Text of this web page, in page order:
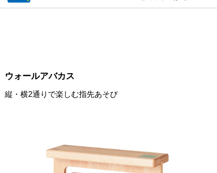
ウォールアバカス
縦・横2通りで楽しむ指先あそび